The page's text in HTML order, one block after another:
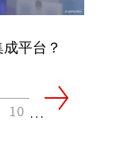
平台？
10 …